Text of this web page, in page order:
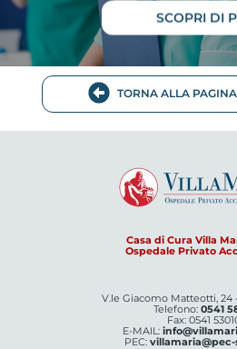
SCOPRI DI
TORNA ALLA
Casa di Cura Villa
Ospedale Privato
V.le Giacomo Matteotti, 24
Telefono: 0541
Fax: 0541
E-MAIL:
PEC: